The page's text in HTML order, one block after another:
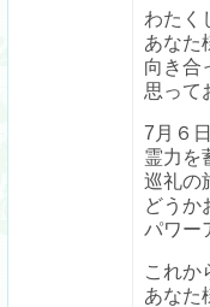
わたく
あなた
向き合
思って
7月６
霊力を
巡礼の
どうか
パワー
これか
あなた